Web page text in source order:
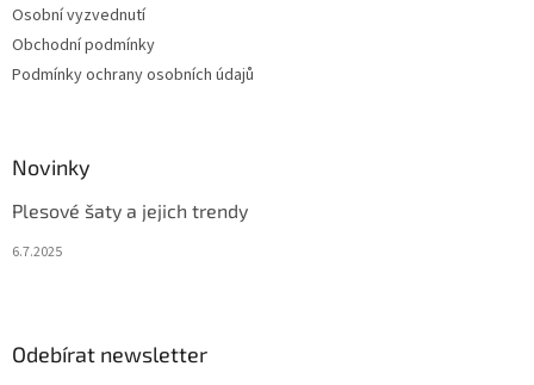
Osobní vyzvednutí
Obchodní podmínky
Podmínky ochrany osobních údajů
Novinky
Plesové šaty a jejich trendy
6.7.2025
Odebírat newsletter